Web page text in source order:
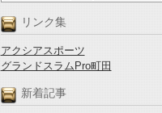
リンク集
アクシアスポーツ
グランドスラムPro町田
新着記事